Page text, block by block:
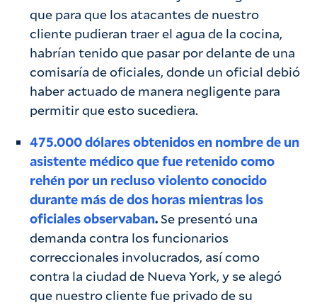
que para que los atacantes de nuestro
cliente pudieran traer el agua de la cocina,
habrían tenido que pasar por delante de una
comisaría de oficiales, donde un oficial debió
haber actuado de manera negligente para
permitir que esto sucediera.
475.000 dólares obtenidos en nombre de un
asistente médico que fue retenido como
rehén por un recluso violento conocido
durante más de dos horas mientras los
oficiales observaban.Se presentó una
demanda contra los funcionarios
correccionales involucrados, así como
contra la ciudad de Nueva York, y se alegó
que nuestro cliente fue privado de su